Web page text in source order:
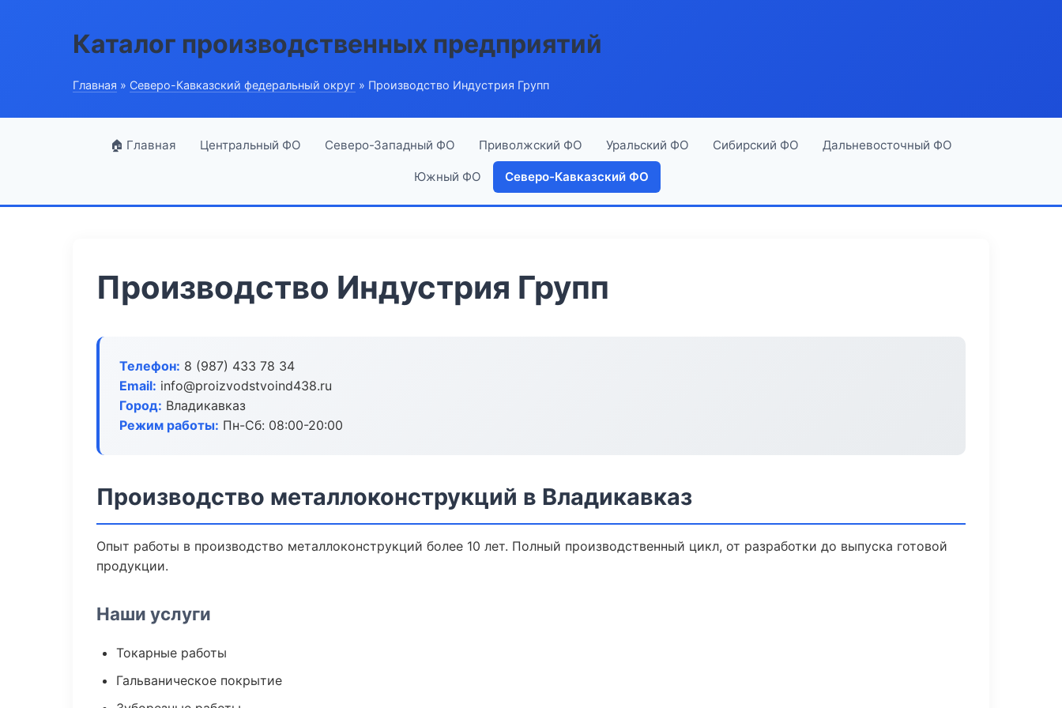
Каталог производственных предприятий
Главная » Северо-Кавказский федеральный округ » Производство Индустрия Групп
🏠 Главная Центральный ФО Северо-Западный ФО Приволжский ФО Уральский ФО Сибирский ФО Дальневосточный ФО
Южный ФО Северо-Кавказский ФО
Производство Индустрия Групп
Телефон: 8 (987) 433 78 34
Email: info@proizvodstvoind438.ru
Город: Владикавказ
Режим работы: Пн-Сб: 08:00-20:00
Производство металлоконструкций в Владикавказ
Опыт работы в производство металлоконструкций более 10 лет. Полный производственный цикл, от разработки до выпуска готовой
продукции.
Наши услуги
Токарные работы
Гальваническое покрытие